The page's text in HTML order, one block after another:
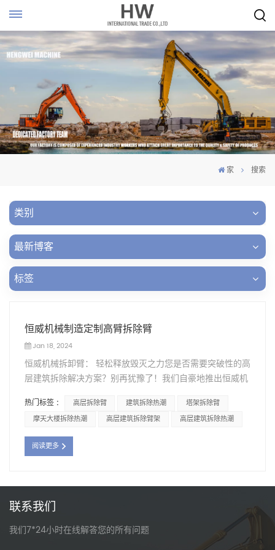
家 搜索
类别
最新博客
标签
恒威机械制造定制高臂拆除臂
Jan 18, 2024
恒威机械拆卸臂： 轻松释放毁灭之力您是否需要突破性的高
层建筑拆除解决方案？别再犹豫了！我们自豪地推出恒威机
拆除领域。这款先进的拆除臂经过精心制作和完美设计，专
为满足高层拆除项目的独特需求而定制。其无与伦比的长度
和强度使其成为对抗高耸结构的强大力量，确保拆除过程快
速高效。轻松释放破坏力量，恒威机械拆除臂轻松达到前所
凝土建筑，没有什么能阻挡它。毫不费力地拆除结构，为进
步和新的开始腾出空间。恒威机械拆除臂与您现有的建筑设
热门标签 : 高层拆除臂 建筑拆除热潮
塔架拆除臂
摩天大楼拆除热潮
高层建筑拆除臂架 高层建筑拆除热潮
阅读更多
联系我们
我们7*24小时在线解答您的所有问题